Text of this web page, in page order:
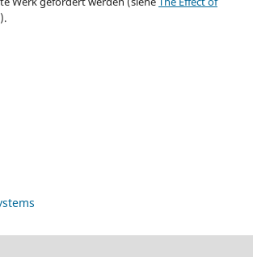
).